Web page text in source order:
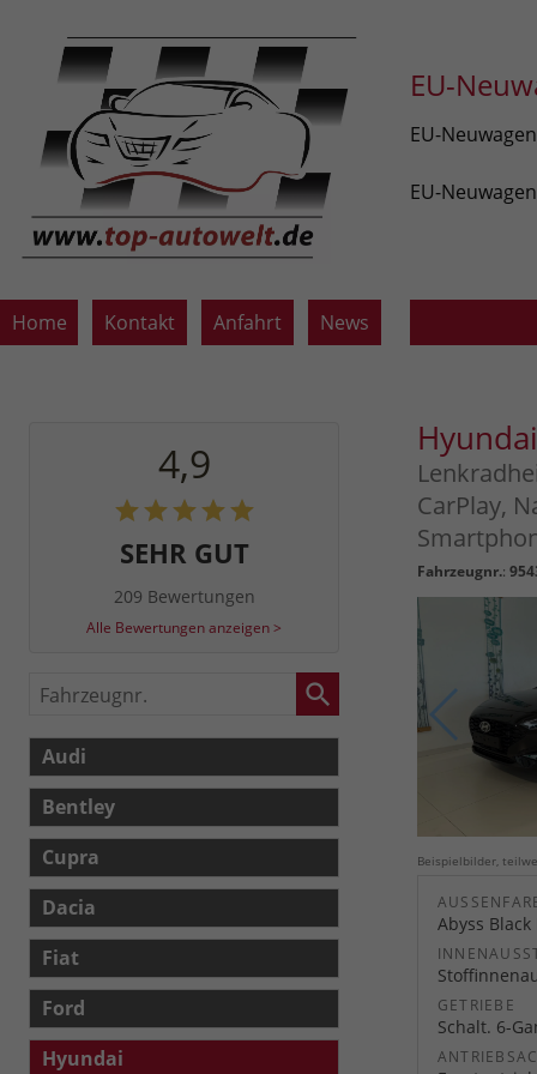
EU-
EU-
EU-
Home Kontakt Anfahrt News
CarPlay,
Fahrzeugnr.:
Beispielbilder,
Abyss Black
GETRIEBE
Schalt. 6-
4,9
SEHR GUT
209 Bewertungen
Alle Bewertungen anzeigen >
Fahrzeugnr.
Audi
Bentley
Cupra
Dacia
Fiat
Ford
Hyundai